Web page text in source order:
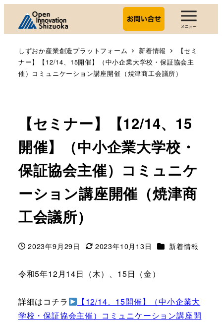
しずおか産業創造プラットフォーム 新着情報
【セミ
ナー】【12/14、15開催】（中小企業大学校・保証協会主
催）コミュニケーション講座開催（焼津商工会議所）
【セミナー】【12/14、15
開催】（中小企業大学校・
保証協会主催）コミュニケ
ーション講座開催（焼津商
工会議所）
投稿日
2023年9月29日
更新日
2023年10月13日 カテゴリー
新着情報
令和5年12月14日（木）、15日（金）
詳細はコチラ
【12/14、15開催】（中小企業大
学校・保証協会主催）コミュニケーション講座開